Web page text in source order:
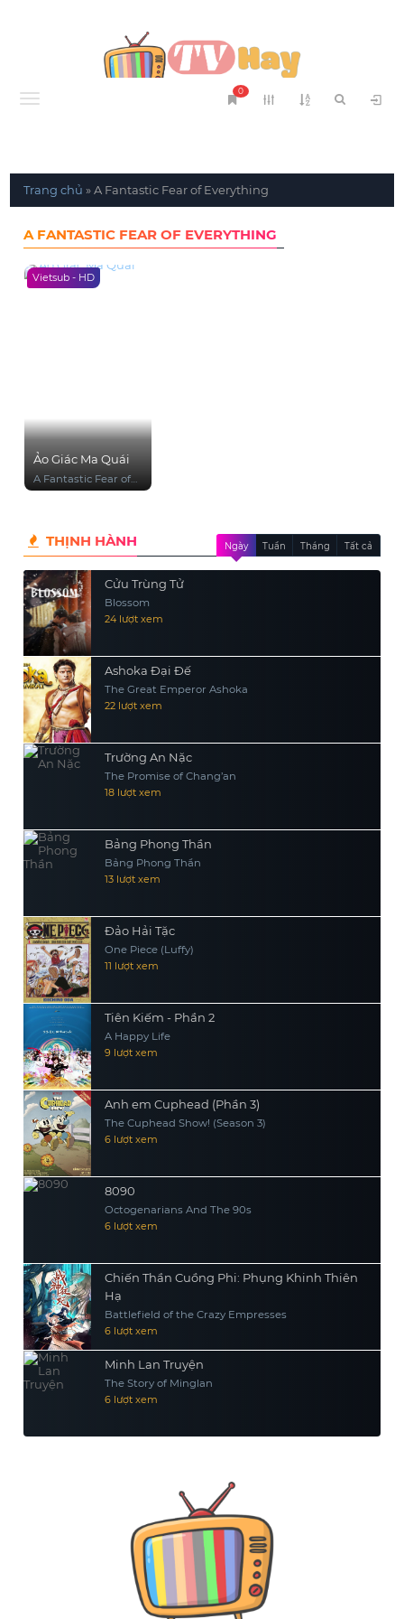
Menu
0
Trang chủ »A Fantastic Fear of Everything
A FANTASTIC FEAR OF EVERYTHING
Vietsub - HD
Ảo Giác Ma Quái
A Fantastic Fear of
THỊNH HÀNH Ngày Tuần Tháng Tất cả
Cửu Trùng Tử
Blossom
24 lượt xem
Ashoka Đại Đế
The Great Emperor Ashoka
22 lượt xem
Trường An Nặc
The Promise of Chang’an
18 lượt xem
Bảng Phong Thần
Bảng Phong Thần
13 lượt xem
Đảo Hải Tặc
One Piece (Luffy)
11 lượt xem
Tiên Kiếm - Phần 2
A Happy Life
9 lượt xem
Anh em Cuphead (Phần 3)
The Cuphead Show! (Season 3)
6 lượt xem
8090
Octogenarians And The 90s
6 lượt xem
Chiến Thần Cuồng Phi: Phụng Khinh Thiên
Hạ
Battlefield of the Crazy Empresses
6 lượt xem
Minh Lan Truyện
The Story of Minglan
6 lượt xem